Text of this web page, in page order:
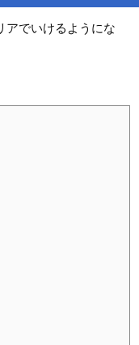
アでいけるようにな